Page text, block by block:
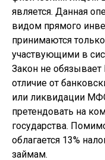
является. Данная
видом прямого
принимаются
участвующими в
Закон не
отличие от
или ликвидации
претендовать на
государства.
облагается 13%
займам.